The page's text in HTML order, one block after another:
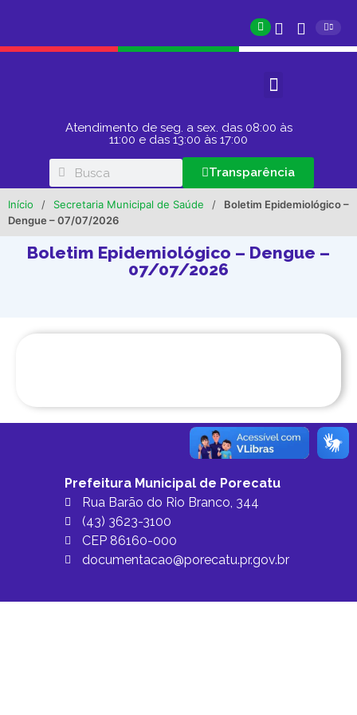
Atendimento de seg. a sex. das 08:00 às
11:00 e das 13:00 às 17:00
Transparência
Início / Secretaria Municipal de Saúde /
Boletim Epidemiológico –
Dengue – 07/07/2026
Boletim Epidemiológico – Dengue –
07/07/2026
Prefeitura Municipal de Porecatu
Rua Barão do Rio Branco, 344
(43) 3623-3100
CEP 86160-000
documentacao@porecatu.pr.gov.br